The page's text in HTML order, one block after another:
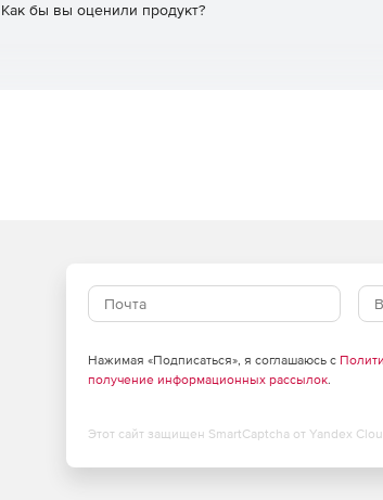
Как бы вы оценили продукт?
Нажимая «Подписаться», я соглашаюсь с
получение информационных рассылок.
Этот сайт защищен SmartCaptcha от Yandex